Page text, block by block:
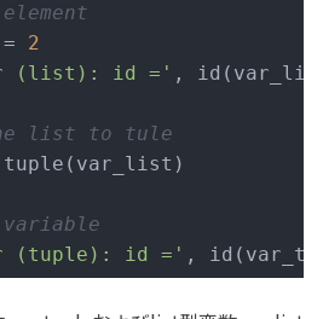
2
(list): id =' ,
list to tule
tuple(var_list)
(tuple): id =' ,